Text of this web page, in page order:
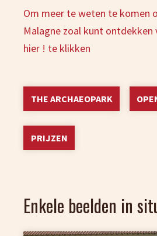
Om meer te weten te komen
Malagne zoal kunt ontdekken
hier ! te klikken
THE ARCHAEOPARK
PRIJZEN
Enkele beelden in